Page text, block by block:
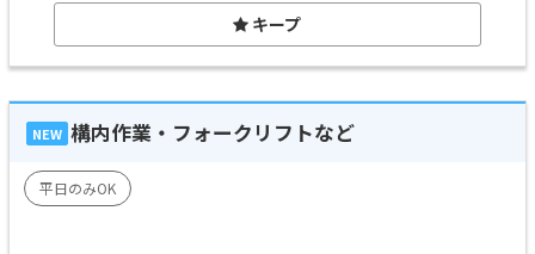
キープ
NEW 構内作業・フォークリフトなど
平日のみOK